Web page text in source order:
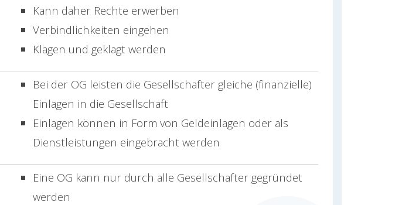
Kann daher Rechte erwerben
Verbindlichkeiten eingehen
Klagen und geklagt werden
Bei der OG leisten die Gesellschafter gleiche (finanzielle)
Einlagen in die Gesellschaft
Einlagen können in Form von Geldeinlagen oder als
Dienstleistungen eingebracht werden
Eine OG kann nur durch alle Gesellschafter gegründet
werden